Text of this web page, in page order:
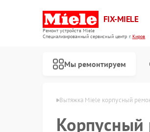
FIX-MIELE
Ремонт устройств Miele
Специализированный cервисный центр г.Киров
Мы ремонтируем
Вытяжка Miele корпусный
Корпусный